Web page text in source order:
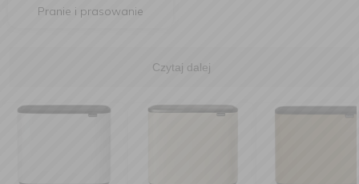
Pranie i prasowanie
Czytaj dalej